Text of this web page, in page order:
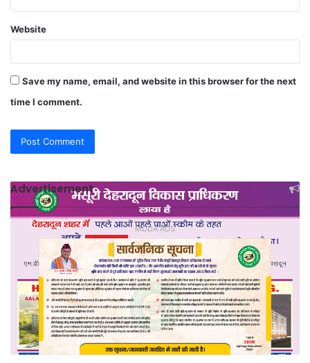
Website
Save my name, email, and website in this browser for the next
time I comment.
Advertisement
MDDA ADS